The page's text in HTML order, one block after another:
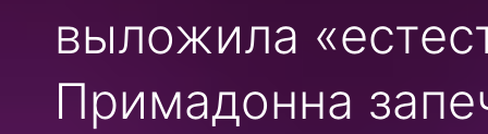
выложила
Примадонна